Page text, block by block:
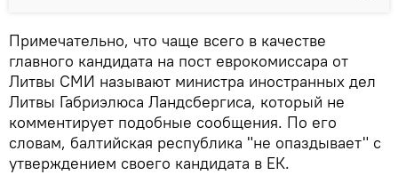
Примечательно, что чаще всего в качестве
главного кандидата на пост еврокомиссара от
Литвы СМИ называют министра иностранных дел
Литвы Габриэлюса Ландсбергиса, который не
комментирует подобные сообщения. По его
словам, балтийская республика "не опаздывает" с
утверждением своего кандидата в ЕК.